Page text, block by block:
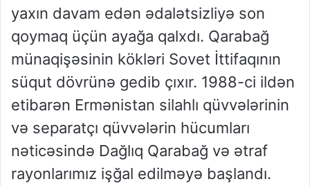
yaxın davam edən ədalətsizliyə son
qoymaq üçün ayağa qalxdı. Qarabağ
münaqişəsinin kökləri Sovet İttifaqının
süqut dövrünə gedib çıxır. 1988-ci ildən
etibarən Ermənistan silahlı qüvvələrinin
və separatçı qüvvələrin hücumları
nəticəsində Dağlıq Qarabağ və ətraf
rayonlarımız işğal edilməyə başlandı.